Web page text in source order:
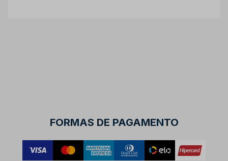
FORMAS DE PAGAMENTO